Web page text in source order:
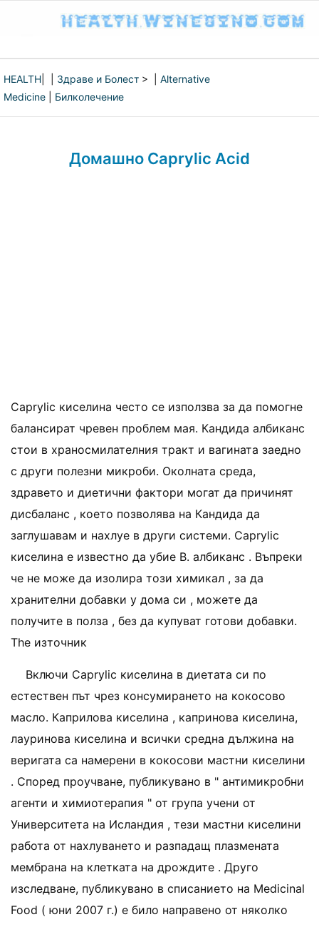
HEALTH Здраве и Болест > | Alternative
Medicine
Билколечение
Домашно Caprylic Acid
Caprylic киселина често се използва за да помогне
балансират чревен проблем мая. Кандида албиканс
стои в храносмилателния тракт и вагината заедно
с други полезни микроби. Околната среда,
здравето и диетични фактори могат да причинят
дисбаланс , което позволява на Кандида да
заглушавам и нахлуе в други системи. Caprylic
киселина е известно да убие В. албиканс . Въпреки
че не може да изолира този химикал , за да
хранителни добавки у дома си , можете да
получите в полза , без да купуват готови добавки.
The източник
Включи Caprylic киселина в диетата си по
естествен път чрез консумирането на кокосово
масло. Каприлова киселина , капринова киселина,
лауринова киселина и всички средна дължина на
веригата са намерени в кокосови мастни киселини
. Според проучване, публикувано в " антимикробни
агенти и химиотерапия " от група учени от
Университета на Исландия , тези мастни киселини
работа от нахлуването и разпадащ плазмената
мембрана на клетката на дрождите . Друго
изследване, публикувано в списанието на Medicinal
Food ( юни 2007 г.) е било направено от няколко